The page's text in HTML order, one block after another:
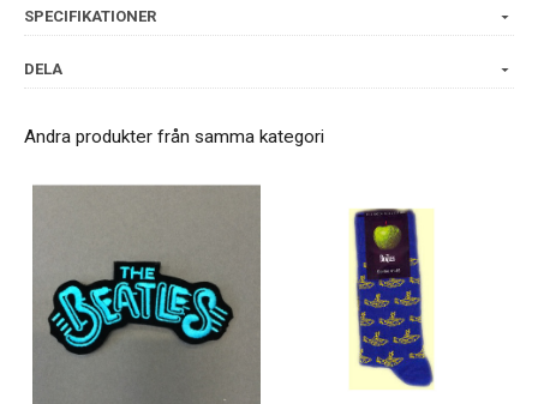
SPECIFIKATIONER
DELA
Andra produkter från samma kategori